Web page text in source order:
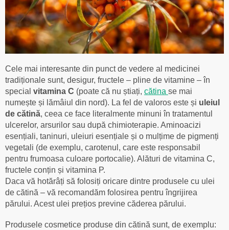
Cele mai interesante din punct de vedere al medicinei
tradiționale sunt, desigur, fructele – pline de vitamine – în
special vitamina C (poate că nu știați, cătina se mai
numește și lămâiul din nord). La fel de valoros este și uleiul
de cătină, ceea ce face literalmente minuni în tratamentul
ulcerelor, arsurilor sau după chimioterapie. Aminoacizi
esențiali, taninuri, uleiuri esențiale și o mulțime de pigmenți
vegetali (de exemplu, carotenul, care este responsabil
pentru frumoasa culoare portocalie). Alături de vitamina C,
fructele conțin și vitamina P.
Daca vă hotărâți să folosiți oricare dintre produsele cu ulei
de cătină – vă recomandăm folosirea pentru îngrijirea
părului. Acest ulei prețios previne căderea părului.
Produsele cosmetice produse din cătină sunt, de exemplu: